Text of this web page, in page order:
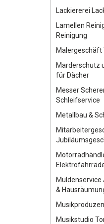
Lackiererei
Lamellen
Reinigung
Malergeschäft
Marderschutz
für Dächer
Messer
Schleifservice
Metallbau &
&
Musikstudio